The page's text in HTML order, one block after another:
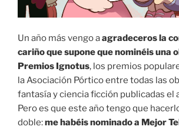
Un año más vengo aagradeceros la
cariño que supone que nominéis una
Premios Ignotus, los premios
la Asociación Pórtico entre todas las
fantasía y ciencia ficción publicadas el
Pero es que este año tengo que
doble:me habéis nominado a Mejor